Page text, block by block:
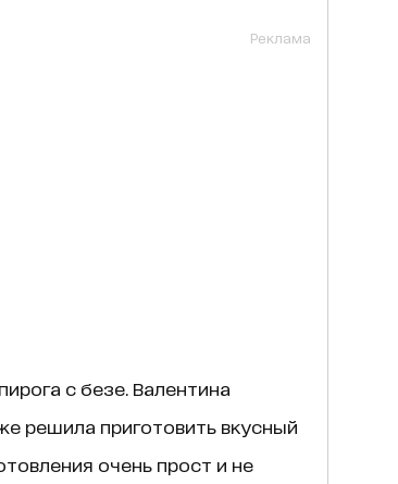
Реклама
с безе. Валентина
решила приготовить вкусный
очень прост и не